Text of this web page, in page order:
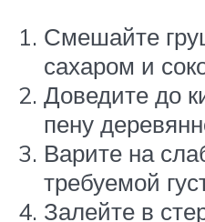
Смешайте
сахаром и
Доведите до
пену
Варите на
требуемой
Залейте в